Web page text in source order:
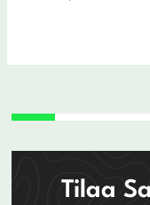
Tilaa